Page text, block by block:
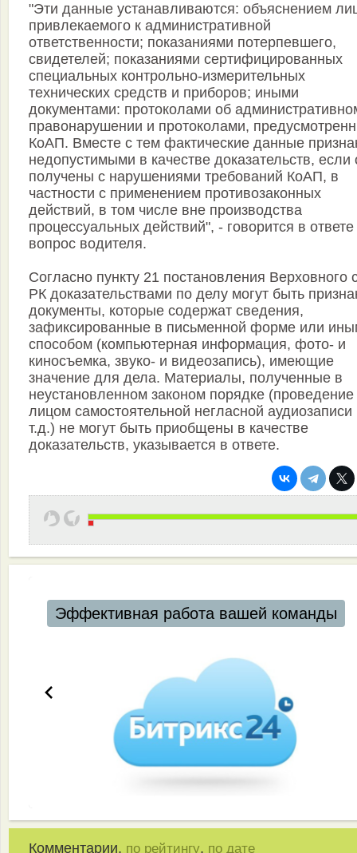
"Эти данные устанавливаются: объяснением
привлекаемого к административной
ответственности; показаниями потерпевшего,
свидетелей; показаниями сертифицированных
специальных контрольно-измерительных
технических средств и приборов; иными
документами: протоколами об
правонарушении и протоколами,
КоАП. Вместе с тем фактические данные
недопустимыми в качестве доказательств, если
получены с нарушениями требований КоАП, в
частности с применением противозаконных
действий, в том числе вне производства
процессуальных действий", - говорится в
вопрос водителя.
Согласно пункту 21 постановления Верховного
РК доказательствами по делу могут быть
документы, которые содержат сведения,
зафиксированные в письменной форме или
способом (компьютерная информация, фото- и
киносъемка, звуко- и видеозапись), имеющие
значение для дела. Материалы, полученные в
неустановленном законом порядке (проведение
лицом самостоятельной негласной аудиозаписи
т.д.) не могут быть приобщены в качестве
доказательств, указывается в ответе.
Автоматизация ресторанов и кафе
Комментарии, по рейтингу, по дате